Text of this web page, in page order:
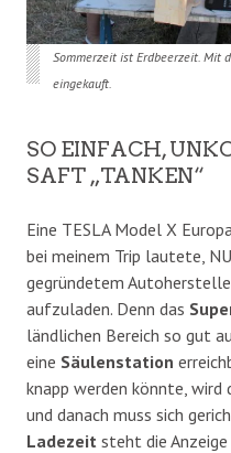
Sommerzeit ist Erdbeerzeit. Mit
eingekauft.
SO EINFACH,
SAFT „TANKEN“
Eine TESLA Model X
bei meinem Trip lautete,
gegründetem
aufzuladen. Denn das
ländlichen Bereich so gut
eine Säulenstation
knapp werden könnte, wird
und danach muss sich
Ladezeit steht die